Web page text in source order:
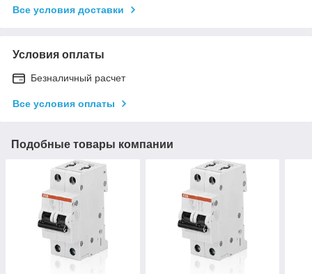
Все условия доставки
Условия оплаты
Безналичный расчет
Все условия оплаты
Подобные товары компании